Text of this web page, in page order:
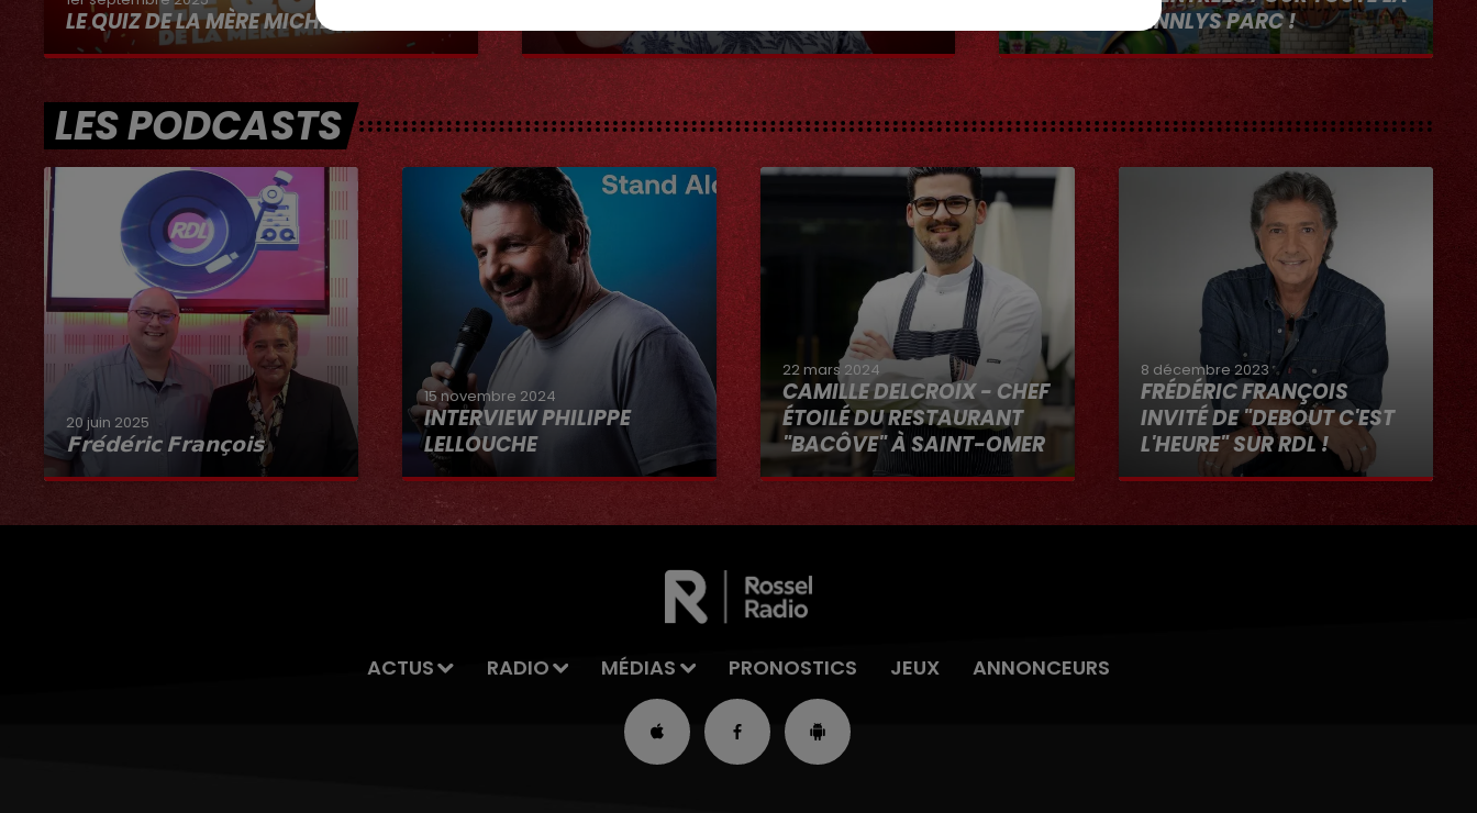
LE QUIZ DE LA MÈRE MICHEL
FAMILLE À DENNLYS PARC !
LES PODCASTS
20 juin 2025
𝗙𝗿𝗲́𝗱𝗲́𝗿𝗶𝗰 𝗙𝗿𝗮𝗻𝗰̧𝗼𝗶𝘀
Interview du 20 juin 2025
15 novembre 2024
INTERVIEW PHILIPPE
LELLOUCHE
22 mars 2024
CAMILLE DELCROIX - CHEF
ÉTOILÉ DU RESTAURANT
"BACÔVE" À SAINT-OMER
Au micro d'Hervé dans "RDL ET
8 décembre 2023
FRÉDÉRIC FRANÇOIS
INVITÉ DE "DEBOUT C'EST
L'HEURE" SUR RDL !
8 décembre 2023
ACTUS RADIO MÉDIAS PRONOSTICS JEUX ANNONCEURS